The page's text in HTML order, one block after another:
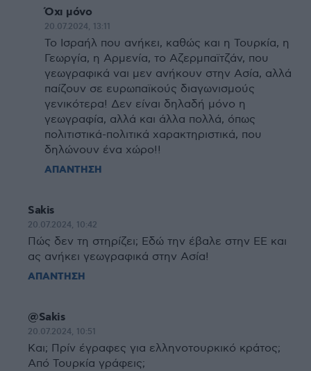
Όχι μόνο
20.07.2024, 13:11
Το Ισραήλ που ανήκει, καθώς και η Τουρκία, η
Γεωργία, η Αρμενία, το Αζερμπαϊτζάν, που
γεωγραφικά ναι μεν ανήκουν στην Ασία, αλλά
παίζουν σε ευρωπαϊκούς διαγωνισμούς
γενικότερα! Δεν είναι δηλαδή μόνο η
γεωγραφία, αλλά και άλλα πολλά, όπως
πολιτιστικά-πολιτικά χαρακτηριστικά, που
δηλώνουν ένα χώρο!!
ΑΠΑΝΤΗΣΗ
Sakis
20.07.2024, 10:42
Πώς δεν τη στηρίζει; Εδώ την έβαλε στην ΕΕ και
ας ανήκει γεωγραφικά στην Ασία!
ΑΠΑΝΤΗΣΗ
@Sakis
20.07.2024, 10:51
Και; Πρίν έγραφες για ελληνοτουρκικό κράτος;
Από Τουρκία γράφεις;